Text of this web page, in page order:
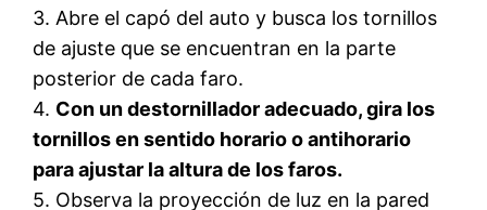
3. Abre el capó del auto y busca los tornillos
de ajuste que se encuentran en la parte
posterior de cada faro.
4. Con un destornillador adecuado, gira los
tornillos en sentido horario o antihorario
para ajustar la altura de los faros.
5. Observa la proyección de luz en la pared